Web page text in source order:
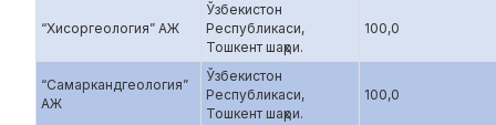
“Хисоргеология” АЖ
Ўзбекистон
Республикаси,
Тошкент шаҳри.
100,0
“Самаркандгеология”
АЖ
Ўзбекистон
Республикаси,
Тошкент шаҳри.
100,0